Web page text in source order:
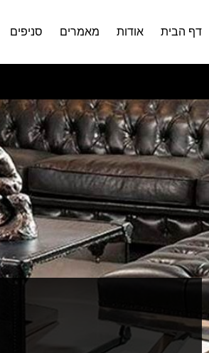
דף הבית אודות מאמרים סניפים